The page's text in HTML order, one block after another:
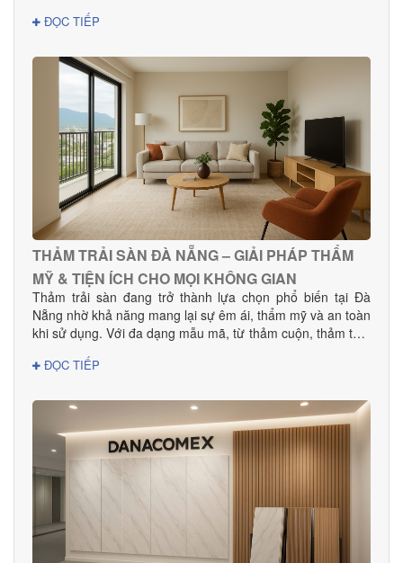
gian bền đẹp và hạn chế cong vênh hiệu quả. Tại Đà
gỗ công nghiệp uy tín, được nhiều khách hàng gia đình,
khách sạn, showroom và văn phòng tin dùng.
ĐỌC TIẾP
THẢM TRẢI SÀN ĐÀ NẴNG – GIẢI PHÁP THẨM
MỸ & TIỆN ÍCH CHO MỌI KHÔNG GIAN
Thảm trải sàn đang trở thành lựa chọn phổ biến tại Đà
Nẵng nhờ khả năng mang lại sự êm ái, thẩm mỹ và an toàn
khi sử dụng. Với đa dạng mẫu mã, từ thảm cuộn, thảm tấm
mọi nhu cầu decor và thi công dự án.
ĐỌC TIẾP